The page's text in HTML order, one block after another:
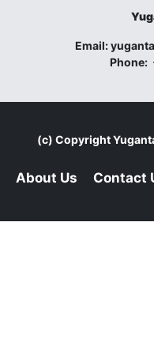
Email:
Phone:
(c) Copyright
About Us Contact